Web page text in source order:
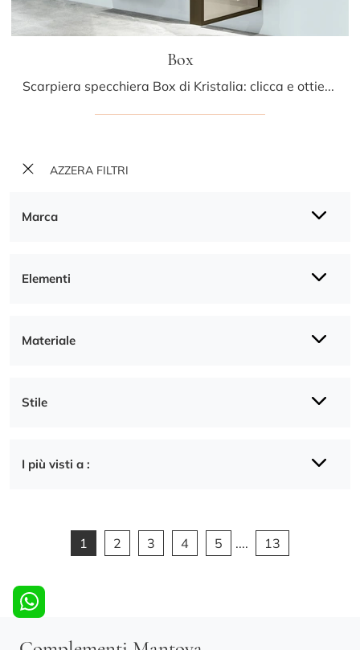
AZZERA FILTRI
Marca
Elementi
Materiale
Stile
I più visti a :
Box
Scarpiera specchiera Box di Kristalia: clicca e ottieni informazioni sui Complementi e scarpiere moderni in vetro del noto e conosciuto marchio!
1 2 3 4 5 .... 13